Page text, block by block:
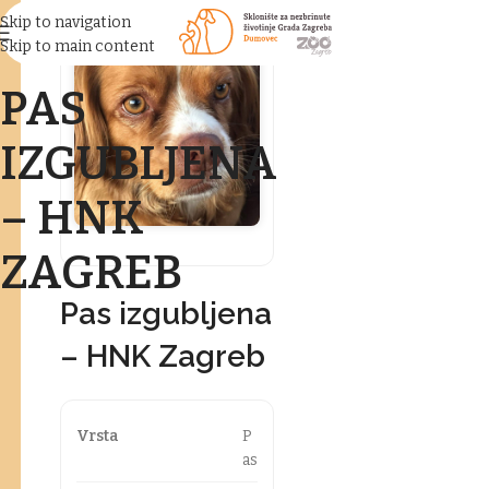
Skip to navigation
Skip to main content
PAS
IZGUBLJENA
– HNK
ZAGREB
Pas izgubljena
– HNK Zagreb
Vrsta
P
as